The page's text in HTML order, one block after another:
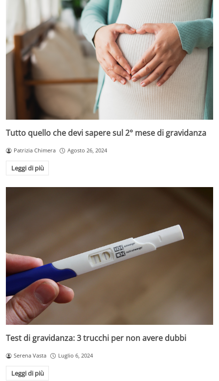
Tutto quello che devi sapere sul 2° mese di gravidanza
Patrizia Chimera Agosto 26, 2024
Leggi di più
Test di gravidanza: 3 trucchi per non avere dubbi
Serena Vasta Luglio 6, 2024
Leggi di più